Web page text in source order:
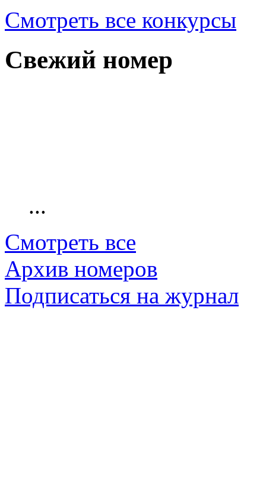
Смотреть все конкурсы
Свежий номер
...
Смотреть все
Архив номеров
Подписаться на журнал